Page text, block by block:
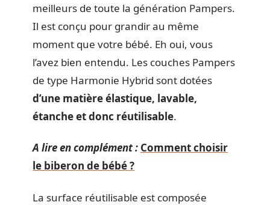
meilleurs de toute la génération Pampers.
Il est conçu pour grandir au même
moment que votre bébé. Eh oui, vous
l’avez bien entendu. Les couches Pampers
de type Harmonie Hybrid sont dotées
d’une matière élastique, lavable,
étanche et donc réutilisable.
A lire en complément : Comment choisir
le biberon de bébé ?
La surface réutilisable est composée